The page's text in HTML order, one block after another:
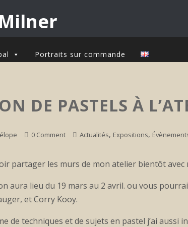
Portraits sur commande
DE PASTELS À
0 Comment Actualités, Expositions,
partager les murs de mon atelier bientôt avec
aura lieu du 19 mars au 2 avril. ou vous
et Corry Kooy.
de techniques et de sujets en pastel j’ai aussi